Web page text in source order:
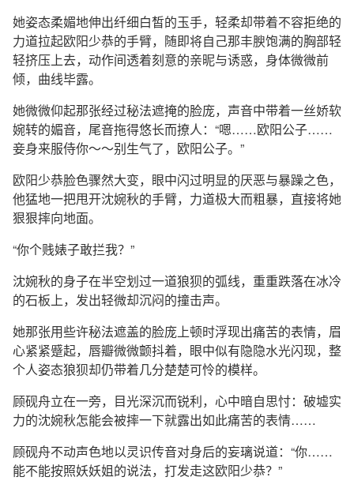
她姿态柔媚地伸出纤细白皙的玉手，轻柔却带着不容拒绝的
力道拉起欧阳少恭的手臂，随即将自己那丰腴饱满的胸部轻
轻挤压上去，动作间透着刻意的亲昵与诱惑，身体微微前
倾，曲线毕露。
她微微仰起那张经过秘法遮掩的脸庞，声音中带着一丝娇软
婉转的媚音，尾音拖得悠长而撩人：“嗯……欧阳公子……
妾身来服侍你～～别生气了，欧阳公子。”
欧阳少恭脸色骤然大变，眼中闪过明显的厌恶与暴躁之色，
他猛地一把甩开沈婉秋的手臂，力道极大而粗暴，直接将她
狠狠摔向地面。
“你个贱婊子敢拦我？”
沈婉秋的身子在半空划过一道狼狈的弧线，重重跌落在冰冷
的石板上，发出轻微却沉闷的撞击声。
她那张用些许秘法遮盖的脸庞上顿时浮现出痛苦的表情，眉
心紧紧蹙起，唇瓣微微颤抖着，眼中似有隐隐水光闪现，整
个人姿态狼狈却仍带着几分楚楚可怜的模样。
顾砚舟立在一旁，目光深沉而锐利，心中暗自思忖：破墟实
力的沈婉秋怎能会被摔一下就露出如此痛苦的表情……
顾砚舟不动声色地以灵识传音对身后的妄璃说道：“你……
能不能按照妖妖姐的说法，打发走这欧阳少恭？”